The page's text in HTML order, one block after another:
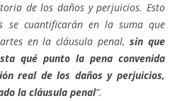
de los daños y perjuicios. Esto
se cuantificarán en la suma que
en la cláusula penal,sin que
qué punto la pena convenida
real de los daños y perjuicios,
la cláusula penal”.